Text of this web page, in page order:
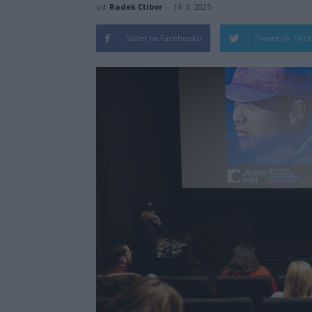
od Radek Ctibor - 14. 3. 2025
Sdílet na Facebooku Tweet na